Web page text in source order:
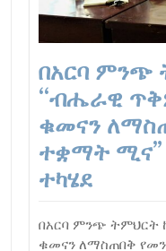
በአርባ ምንጭ
‘‘ብሔራዊ
ቁመናን
ተቋማት ሚና”
ተካሄደ
በአርባ ምንጭ ትምህርት
ቁመናን ለማስጠበቅ